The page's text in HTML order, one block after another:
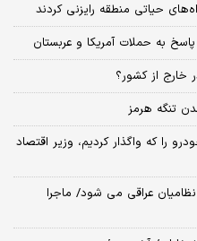
حیاتی منطقه رایزنی کردند
به حملات آمریکا و عربستان
خارج از کشور؟
تنگه هرمز
را که واگذار کردیم، وزیر اقتصاد
عراقی می شود/ ماجرا